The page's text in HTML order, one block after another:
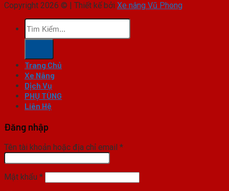
Copyright 2026 © | Thiết kế bởi Xe nâng Vũ Phong
Tìm
kiếm:
Trang Chủ
Xe Nâng
Dịch Vụ
PHỤ TÙNG
Liên Hệ
Đăng nhập
Tên tài khoản hoặc địa chỉ email *
Mật khẩu *